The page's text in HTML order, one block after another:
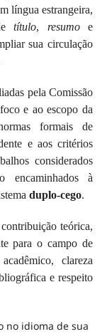
língua estrangeira,
título, resumoe
sua circulação
pela Comissão
e ao escopo da
formais de
e aos critérios
considerados
encaminhados à
duplo-cego.
teórica,
para o campo de
clareza
e respeito
no idioma de sua